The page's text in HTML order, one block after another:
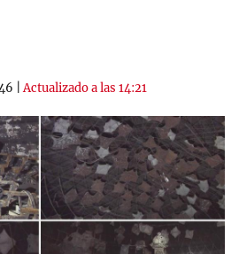
|Actualizado a las 14:21